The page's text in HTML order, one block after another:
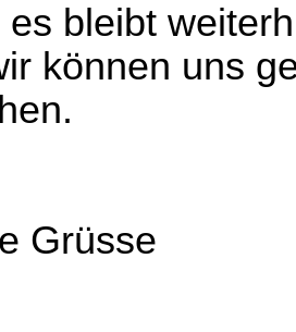
es bleibt
können uns
Grüsse